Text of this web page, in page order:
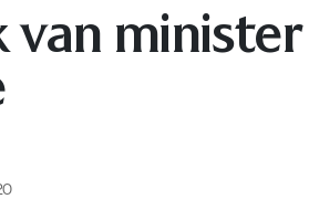
van minister